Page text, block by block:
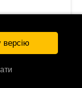
версію